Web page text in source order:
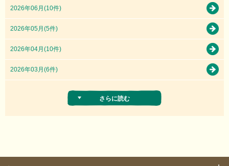
2026年06月(10件)
2026年05月(5件)
2026年04月(10件)
2026年03月(6件)
さらに読む